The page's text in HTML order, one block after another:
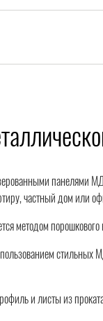
панелями
частный дом или
методом
и листы из